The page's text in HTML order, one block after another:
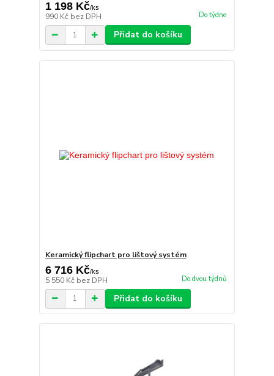
1 198 Kč/ks
990 Kč bez DPH Do týdne
Přidat do košíku
Keramický flipchart pro lištový systém
6 716 Kč/ks
5 550 Kč bez DPH Do dvou týdnů
Přidat do košíku